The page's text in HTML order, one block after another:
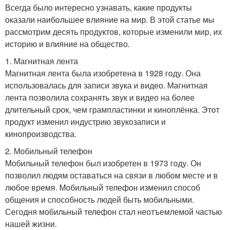
Всегда было интересно узнавать, какие продукты
оказали наибольшее влияние на мир. В этой статье мы
рассмотрим десять продуктов, которые изменили мир, их
историю и влияние на общество.
1. Магнитная лента
Магнитная лента была изобретена в 1928 году. Она
использовалась для записи звука и видео. Магнитная
лента позволила сохранять звук и видео на более
длительный срок, чем грампластинки и киноплёнка. Этот
продукт изменил индустрию звукозаписи и
кинопроизводства.
2. Мобильный телефон
Мобильный телефон был изобретен в 1973 году. Он
позволил людям оставаться на связи в любом месте и в
любое время. Мобильный телефон изменил способ
общения и способность людей быть мобильными.
Сегодня мобильный телефон стал неотъемлемой частью
нашей жизни.